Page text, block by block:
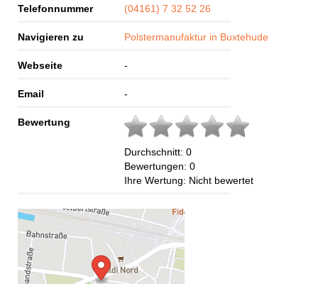
Telefonnummer (04161) 7 32 52 26
Navigieren zu Polstermanufaktur in Buxtehude
Webseite -
Email -
Bewertung
Durchschnitt: 0
Bewertungen: 0
Ihre Wertung: Nicht bewertet